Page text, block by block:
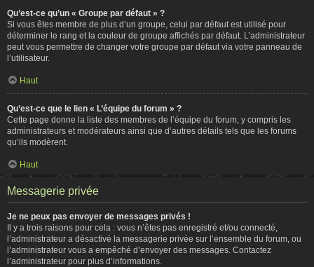
Qu’est-ce qu’un « Groupe par défaut » ?
Si vous êtes membre de plus d’un groupe, celui par défaut est utilisé pour
déterminer le rang et la couleur de groupe affichés par défaut. L’administrateur
peut vous permettre de changer votre groupe par défaut via votre panneau de
l’utilisateur.
Haut
Qu’est-ce que le lien « L’équipe du forum » ?
Cette page donne la liste des membres de l’équipe du forum, y compris les
administrateurs et modérateurs ainsi que d’autres détails tels que les forums
qu’ils modèrent.
Haut
Messagerie privée
Je ne peux pas envoyer de messages privés !
Il y a trois raisons pour cela : vous n’êtes pas enregistré et/ou connecté,
l’administrateur a désactivé la messagerie privée sur l’ensemble du forum, ou
l’administrateur vous a empêché d’envoyer des messages. Contactez
l’administrateur pour plus d’informations.